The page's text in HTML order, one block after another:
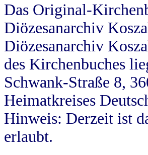
Das Original-
Diözesanarchiv
Diözesanarchiv
des Kirchenbuches
Schwank-Straße 8,
Heimatkreises
Hinweis: Derzeit ist
erlaubt.